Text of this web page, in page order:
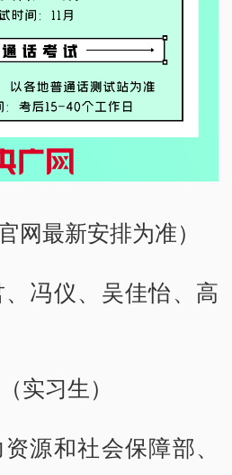
网最新安排为准）
冯仪、吴佳怡、高
实习生）
源和社会保障部、